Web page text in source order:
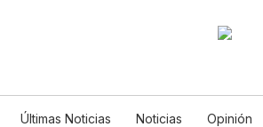
Últimas Noticias Noticias Opinión